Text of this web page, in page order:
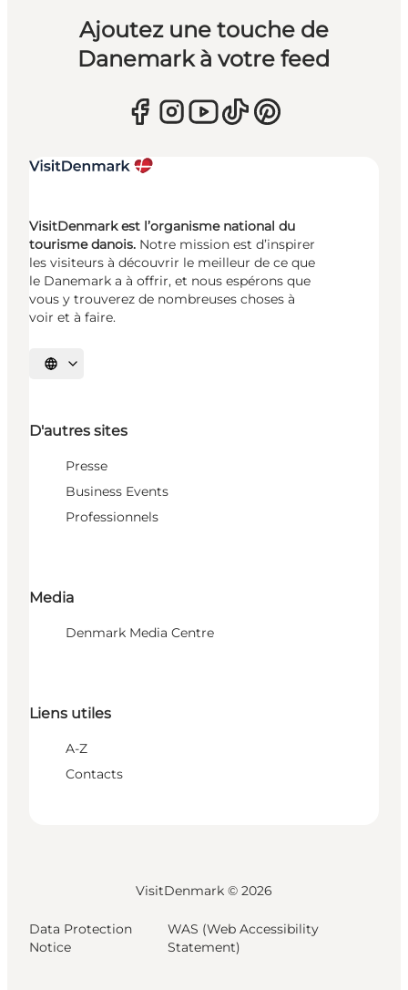
Ajoutez une touche de
Danemark à votre feed
VisitDenmark est l’organisme national du
tourisme danois. Notre mission est d’inspirer
les visiteurs à découvrir le meilleur de ce que
le Danemark a à offrir, et nous espérons que
vous y trouverez de nombreuses choses à
voir et à faire.
Choisissez la langue
D'autres sites
Presse
Business Events
Professionnels
Media
Denmark Media Centre
Liens utiles
A-Z
Contacts
VisitDenmark © 2026
Data Protection
Notice
WAS (Web Accessibility
Statement)